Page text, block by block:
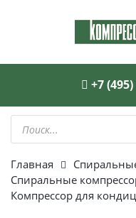
+7
Поиск
товаров
Главная
Спиральные
Компрессор для